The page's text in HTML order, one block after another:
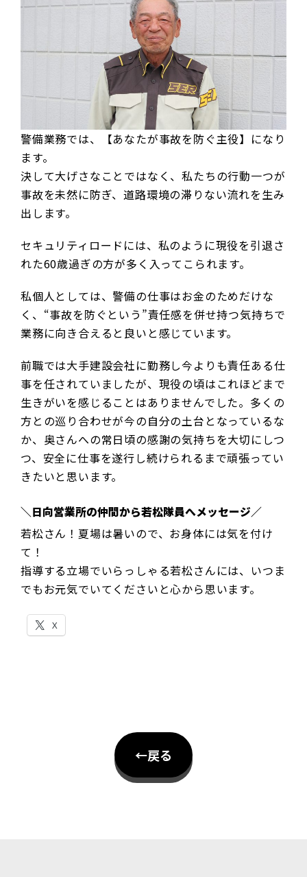
警備業務では、【あなたが事故を防ぐ主役】になり
ます。
決して大げさなことではなく、私たちの行動一つが
事故を未然に防ぎ、道路環境の滞りない流れを生み
出します。
セキュリティロードには、私のように現役を引退さ
れた60歳過ぎの方が多く入ってこられます。
私個人としては、警備の仕事はお金のためだけな
く、“事故を防ぐという”責任感を併せ持つ気持ちで
業務に向き合えると良いと感じています。
前職では大手建設会社に勤務し今よりも責任ある仕
事を任されていましたが、現役の頃はこれほどまで
生きがいを感じることはありませんでした。多くの
方との巡り合わせが今の自分の土台となっているな
か、奥さんへの常日頃の感謝の気持ちを大切にしつ
つ、安全に仕事を遂行し続けられるまで頑張ってい
きたいと思います。
＼日向営業所の仲間から若松隊員へメッセージ／
若松さん！夏場は暑いので、お身体には気を付け
て！
指導する立場でいらっしゃる若松さんには、いつま
でもお元気でいてくださいと心から思います。
X
←戻る